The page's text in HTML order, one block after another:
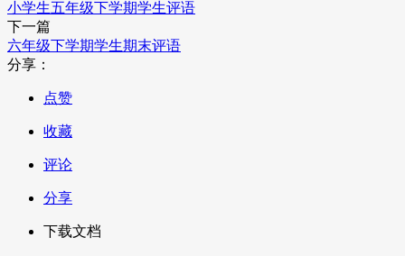
小学生五年级下学期学生评语
下一篇
六年级下学期学生期末评语
分享：
点赞
收藏
评论
分享
下载文档